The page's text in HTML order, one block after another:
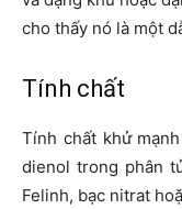
cho thấy nó là một
Tính chất
Tính chất khử
dienol trong phân
Felinh, bạc nitrat